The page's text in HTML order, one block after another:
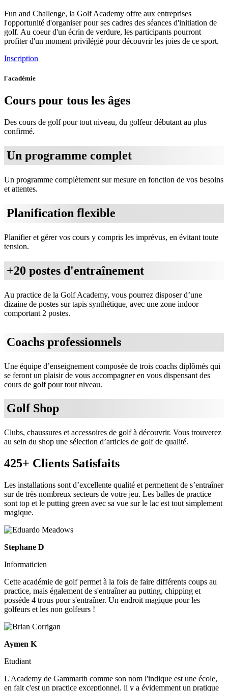
Fun and Challenge, la Golf Academy offre aux entreprises
l'opportunité d'organiser pour ses cadres des séances d'initiation de
golf. Au coeur d'un écrin de verdure, les participants pourront
profiter d'un moment privilégié pour découvrir les joies de ce sport.
Inscription
l'académie
Cours pour tous les âges
Des cours de golf pour tout niveau, du golfeur débutant au plus
confirmé.
Un programme complet
Un programme complètement sur mesure en fonction de vos besoins
et attentes.
Planification flexible
Planifier et gérer vos cours y compris les imprévus, en évitant toute
tension.
+20 postes d'entraînement
Au practice de la Golf Academy, vous pourrez disposer d’une
dizaine de postes sur tapis synthétique, avec une zone indoor
comportant 2 postes.
Coachs professionnels
Une équipe d’enseignement composée de trois coachs diplômés qui
se feront un plaisir de vous accompagner en vous dispensant des
cours de golf pour tout niveau.
Golf Shop
Clubs, chaussures et accessoires de golf à découvrir. Vous trouverez
au sein du shop une sélection d’articles de golf de qualité.
425+ Clients Satisfaits
Les installations sont d’excellente qualité et permettent de s’entraîner
sur de très nombreux secteurs de votre jeu. Les balles de practice
sont top et le putting green avec sa vue sur le lac est tout simplement
magique.
Stephane D
Informaticien
Cette académie de golf permet à la fois de faire différents coups au
practice, mais également de s'entraîner au putting, chipping et
possède 4 trous pour s'entraîner. Un endroit magique pour les
golfeurs et les non golfeurs !
Aymen K
Etudiant
L'Academy de Gammarth comme son nom l'indique est une école,
en fait c'est un practice exceptionnel. il y a évidemment un pratique